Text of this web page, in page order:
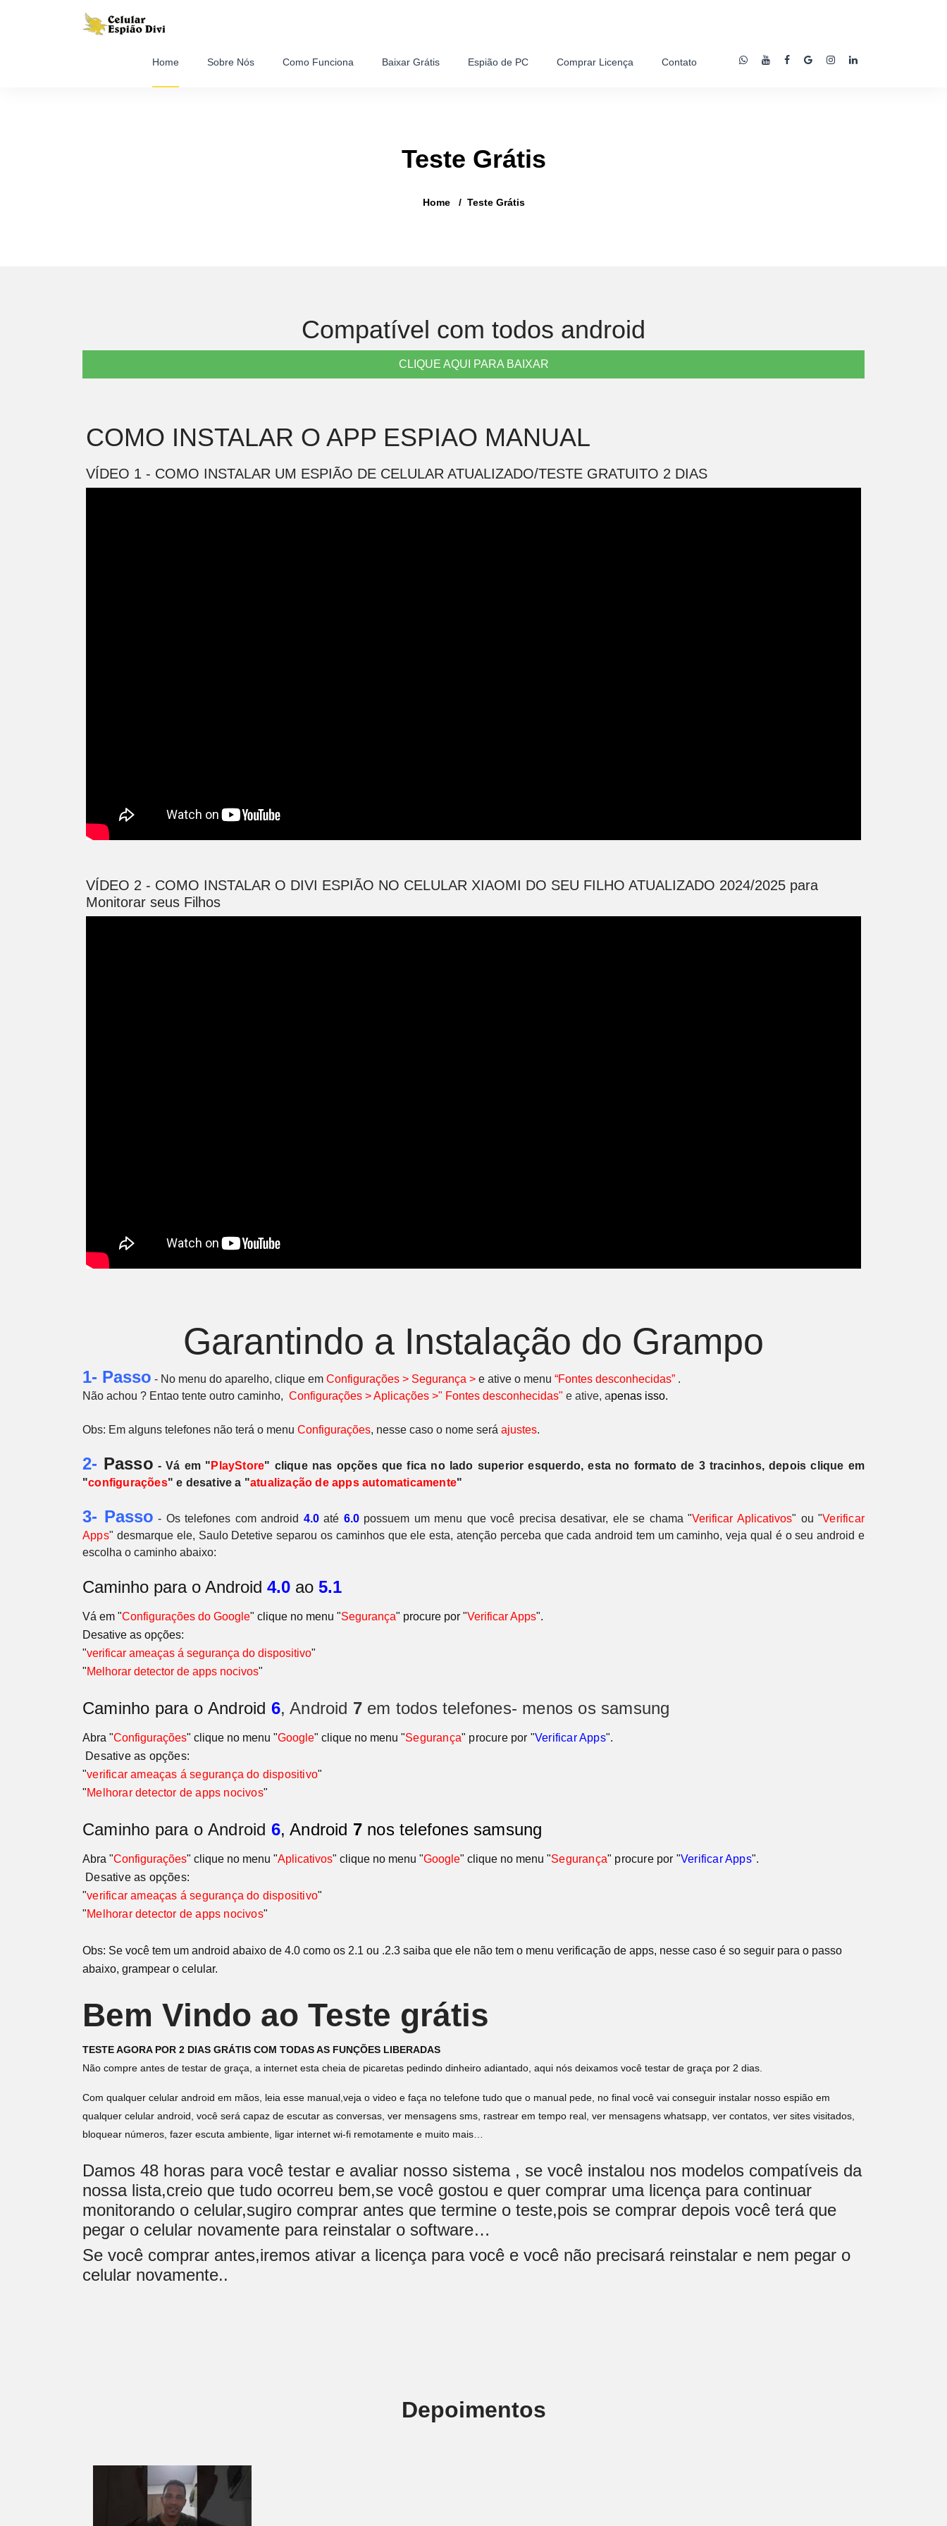
Home Sobre Nós Como Funciona Baixar Grátis Espião de PC Comprar Licença Contato
Teste Grátis
Home Teste Grátis
Compatível com todos android
CLIQUE AQUI PARA BAIXAR
COMO INSTALAR O APP ESPIAO MANUAL
VÍDEO 1 - COMO INSTALAR UM ESPIÃO DE CELULAR ATUALIZADO/TESTE GRATUITO 2 DIAS
VÍDEO 2 - COMO INSTALAR O DIVI ESPIÃO NO CELULAR XIAOMI DO SEU FILHO ATUALIZADO 2024/2025 para
Monitorar seus Filhos
Garantindo a Instalação do Grampo
1- Passo - No menu do aparelho, clique em Configurações > Segurança > e ative o menu “Fontes desconhecidas” .
Não achou ? Entao tente outro caminho, Configurações > Aplicações >" Fontes desconhecidas" e ative, apenas isso.
Obs: Em alguns telefones não terá o menu Configurações, nesse caso o nome será ajustes.
2- Passo - Vá em " PlayStore" clique nas opções que fica no lado superior esquerdo, esta no formato de 3 tracinhos, depois clique em
"configurações" e desative a "atualização de apps automaticamente"
3- Passo - Os telefones com android 4.0até 6.0possuem um menu que você precisa desativar, ele se chama "Verificar Aplicativos" ou"Verificar
Apps"desmarque ele, Saulo Detetive separou os caminhos que ele esta, atenção perceba que cada android tem um caminho, veja qual é o seu android e
escolha o caminho abaixo:
Caminho para o Android 4.0 ao 5.1
Vá em "Configurações do Google" clique no menu "Segurança" procure por "Verificar Apps".
Desative as opções:
"verificar ameaças á segurança do dispositivo"
"Melhorar detector de apps nocivos"
Caminho para o Android 6, Android 7 em todos telefones- menos os samsung
Abra "Configurações" clique no menu "Google" clique no menu "Segurança" procure por "Verificar Apps".
Desative as opções:
"verificar ameaças á segurança do dispositivo"
"Melhorar detector de apps nocivos"
Caminho para o Android 6, Android 7 nos telefones samsung
Abra "Configurações" clique no menu "Aplicativos" clique no menu "Google" clique no menu "Segurança" procure por "Verificar Apps".
Desative as opções:
"verificar ameaças á segurança do dispositivo"
"Melhorar detector de apps nocivos"
Obs: Se você tem um android abaixo de 4.0 como os 2.1 ou .2.3 saiba que ele não tem o menu verificação de apps, nesse caso é so seguir para o passo
abaixo, grampear o celular.
Bem Vindo ao Teste grátis
TESTE AGORA POR 2 DIAS GRÁTIS COM TODAS AS FUNÇÕES LIBERADAS
Não compre antes de testar de graça, a internet esta cheia de picaretas pedindo dinheiro adiantado, aqui nós deixamos você testar de graça por 2 dias.
Com qualquer celular android em mãos, leia esse manual,veja o video e faça no telefone tudo que o manual pede, no final você vai conseguir instalar nosso espião em
qualquer celular android, você será capaz de escutar as conversas, ver mensagens sms, rastrear em tempo real, ver mensagens whatsapp, ver contatos, ver sites visitados,
bloquear números, fazer escuta ambiente, ligar internet wi-fi remotamente e muito mais…
Damos 48 horas para você testar e avaliar nosso sistema , se você instalou nos modelos compatíveis da
nossa lista,creio que tudo ocorreu bem,se você gostou e quer comprar uma licença para continuar
monitorando o celular,sugiro comprar antes que termine o teste,pois se comprar depois você terá que
pegar o celular novamente para reinstalar o software…
Se você comprar antes,iremos ativar a licença para você e você não precisará reinstalar e nem pegar o
celular novamente..
Depoimentos